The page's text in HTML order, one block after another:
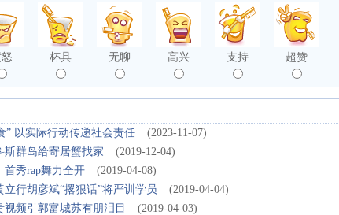
杯具 无聊 高兴 支持 超赞
” 以实际行动传递社会责任
(2023-11-07)
斯群岛给寄居蟹找家
(2019-12-04)
秀rap舞力全开
(2019-04-08)
立行胡彦斌“撂狠话”将严训学员
(2019-04-04)
视频引郭富城苏有朋泪目
(2019-04-03)